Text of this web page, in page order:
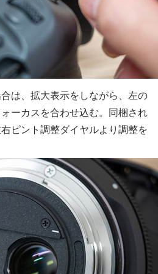
は、拡大表示をしながら、左の
ーカスを合わせ込む。同梱され
ピント調整ダイヤルより調整を